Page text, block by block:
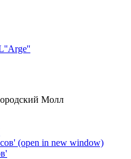
Молл
(open in new window)